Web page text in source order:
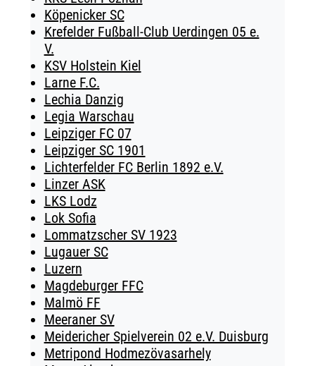
Köpenicker SC
Krefelder Fußball-Club Uerdingen 05 e.
V.
KSV Holstein Kiel
Larne F.C.
Lechia Danzig
Legia Warschau
Leipziger FC 07
Leipziger SC 1901
Lichterfelder FC Berlin 1892 e.V.
Linzer ASK
LKS Lodz
Lok Sofia
Lommatzscher SV 1923
Lugauer SC
Luzern
Magdeburger FFC
Malmö FF
Meeraner SV
Meidericher Spielverein 02 e.V. Duisburg
Metripond Hodmezövasarhely